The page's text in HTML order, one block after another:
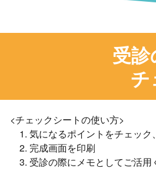
受
チ
<チェックシートの使い方>
1. 気になるポイントをチェック
2. 完成画面を印刷
3. 受診の際にメモとしてご活用